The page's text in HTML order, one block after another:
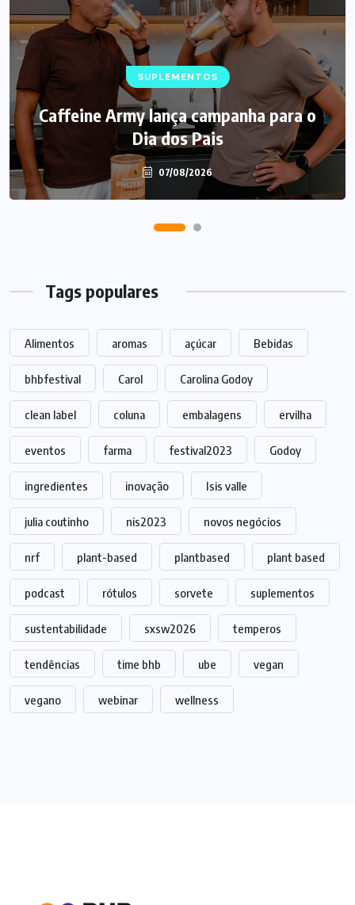
SUPLEMENTOS
Caffeine Army lança campanha para o
Dia dos Pais
07/08/2026
Tags populares
Alimentos aromas açúcar Bebidas
bhbfestival Carol Carolina Godoy
clean label coluna embalagens ervilha
eventos farma festival2023 Godoy
ingredientes inovação Isis valle
julia coutinho nis2023 novos negócios
nrf plant-based plantbased plant based
podcast rótulos sorvete suplementos
sustentabilidade sxsw2026 temperos
tendências time bhb ube vegan
vegano webinar wellness